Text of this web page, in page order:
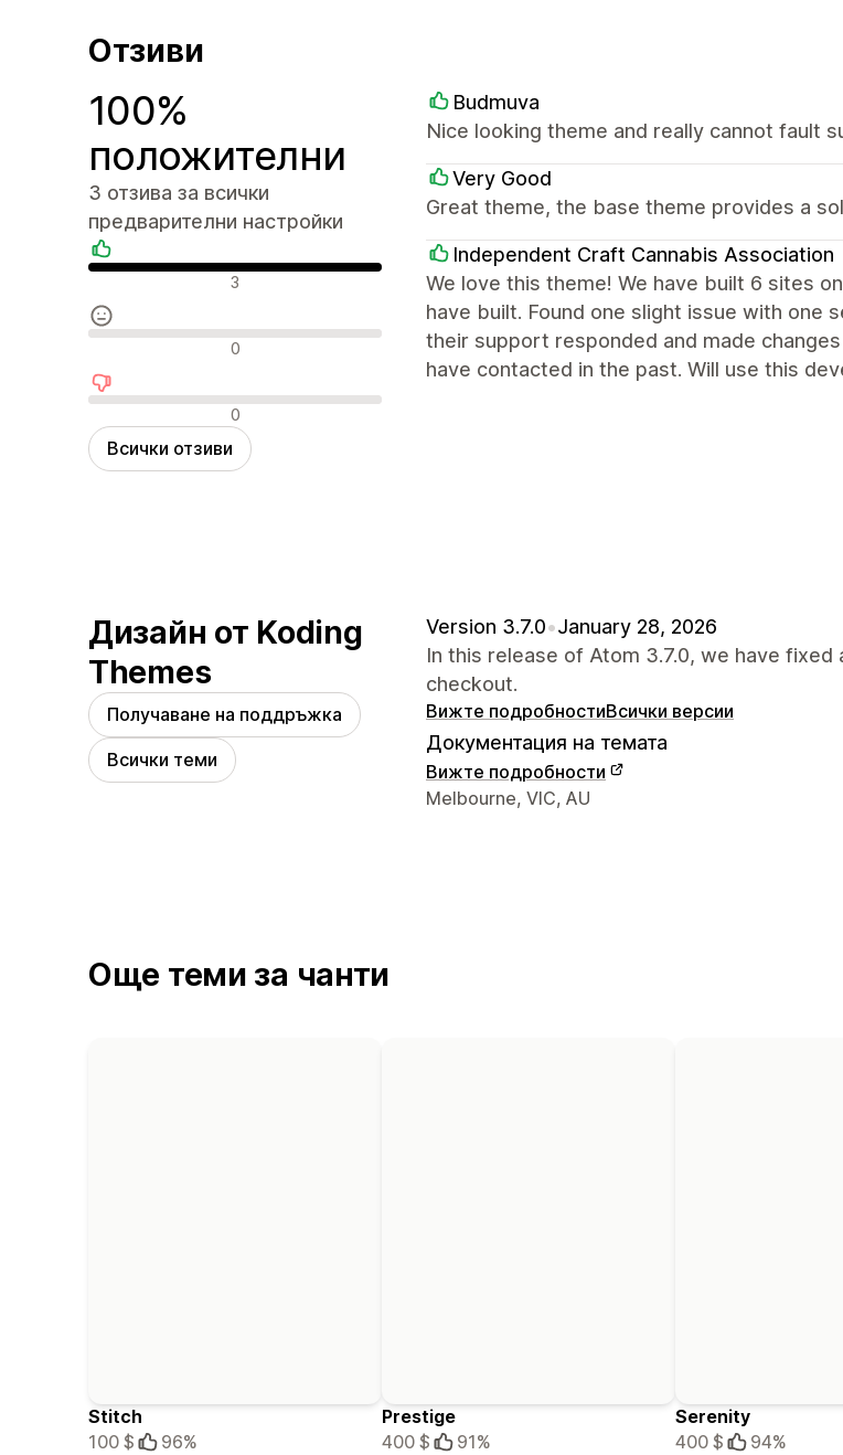
Отзиви
100%
положителни
3 отзива за всички
предварителни настройки
Положителни отзиви
3
Неутрални отзиви
0
Отрицателни отзиви
0
Всички отзиви
Budmuva
Nice looking theme and really cannot fault
Very Good
Great theme, the base theme provides a
Independent Craft Cannabis Association
We love this theme! We have built 6 sites
have built. Found one slight issue with one
their support responded and made
have contacted in the past. Will use this
Дизайн от Koding
Themes
Получаване на поддръжка
Всички теми
Version 3.7.0•January 28, 2026
In this release of Atom 3.7.0, we have
checkout.
Вижте подробностиВсички версии
Документация на темата
Вижте подробности
Данни за връзка с дизайнера
Melbourne, VIC, AU
Още теми за чанти
Stitch
100 $
96%
Prestige
400 $
91%
Serenity
400 $
94%